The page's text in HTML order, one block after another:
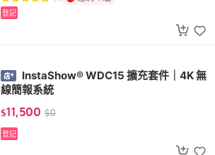
登記
InstaShow® WDC15 擴充套件｜4K 無
線簡報系統
$11,500 $0
登記